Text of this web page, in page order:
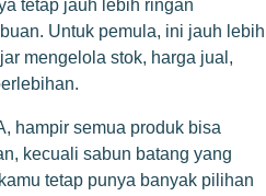
tetap jauh lebih ringan
Untuk pemula, ini jauh lebih
mengelola stok, harga jual,
hampir semua produk bisa
kecuali sabun batang yang
tetap punya banyak pilihan